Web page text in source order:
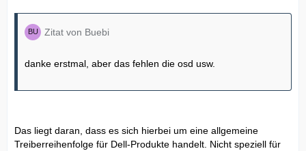
Zitat von Buebi
danke erstmal, aber das fehlen die osd usw.
Das liegt daran, dass es sich hierbei um eine allgemeine
Treiberreihenfolge für Dell-Produkte handelt. Nicht speziell für